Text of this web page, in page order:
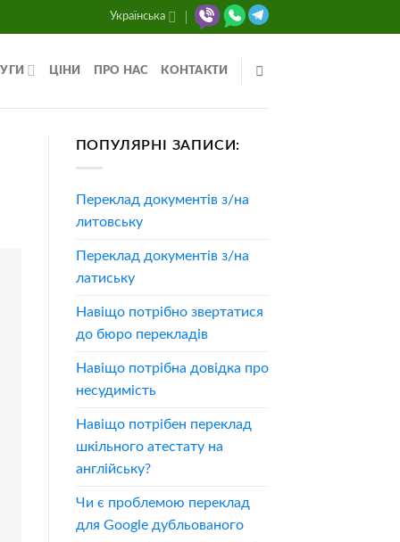
Українська
ЦІНИ ПРО НАС КОНТАКТИ
ПОПУЛЯРНІ ЗАПИСИ:
Переклад документів з/на
литовську
Переклад документів з/на
латиську
Навіщо потрібно звертатися
до бюро перекладів
Навіщо потрібна довідка про
несудимість
Навіщо потрібен переклад
шкільного атестату на
англійську?
Чи є проблемою переклад
для Google дубльованого